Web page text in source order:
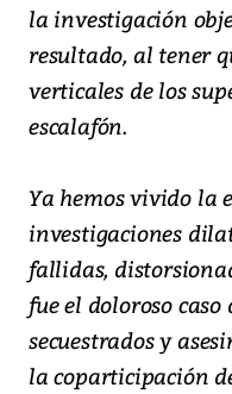
la investigación
resultado, al tener
verticales de los
escalafón.
Ya hemos vivido la
investigaciones
fallidas,
fue el doloroso
secuestrados y
la coparticipación